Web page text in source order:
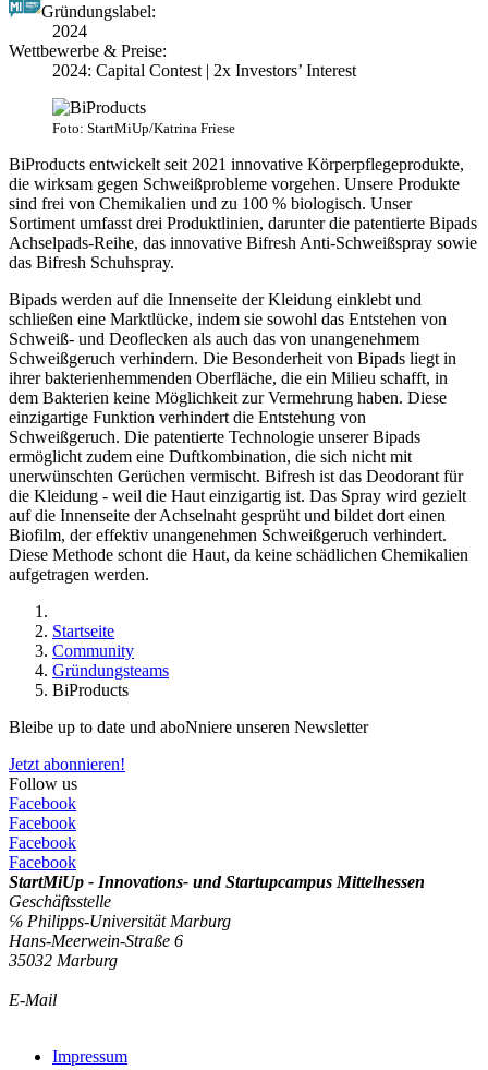
Gründungslabel:
2024
Wettbewerbe & Preise:
2024: Capital Contest | 2x Investors’ Interest
Foto: StartMiUp/Katrina Friese
BiProducts entwickelt seit 2021 innovative Körperpflegeprodukte,
die wirksam gegen Schweißprobleme vorgehen. Unsere Produkte
sind frei von Chemikalien und zu 100 % biologisch. Unser
Sortiment umfasst drei Produktlinien, darunter die patentierte Bipads
Achselpads-Reihe, das innovative Bifresh Anti-Schweißspray sowie
das Bifresh Schuhspray.
Bipads werden auf die Innenseite der Kleidung einklebt und
schließen eine Marktlücke, indem sie sowohl das Entstehen von
Schweiß- und Deoflecken als auch das von unangenehmem
Schweißgeruch verhindern. Die Besonderheit von Bipads liegt in
ihrer bakterienhemmenden Oberfläche, die ein Milieu schafft, in
dem Bakterien keine Möglichkeit zur Vermehrung haben. Diese
einzigartige Funktion verhindert die Entstehung von
Schweißgeruch. Die patentierte Technologie unserer Bipads
ermöglicht zudem eine Duftkombination, die sich nicht mit
unerwünschten Gerüchen vermischt. Bifresh ist das Deodorant für
die Kleidung - weil die Haut einzigartig ist. Das Spray wird gezielt
auf die Innenseite der Achselnaht gesprüht und bildet dort einen
Biofilm, der effektiv unangenehmen Schweißgeruch verhindert.
Diese Methode schont die Haut, da keine schädlichen Chemikalien
aufgetragen werden.
Startseite
Community
Gründungsteams
BiProducts
Bleibe up to date und aboNniere unseren Newsletter
Jetzt abonnieren!
Follow us
Facebook
Facebook
Facebook
Facebook
StartMiUp - Innovations- und Startupcampus Mittelhessen
Geschäftsstelle
℅ Philipps-Universität Marburg
Hans-Meerwein-Straße 6
35032 Marburg
E-Mail
Impressum